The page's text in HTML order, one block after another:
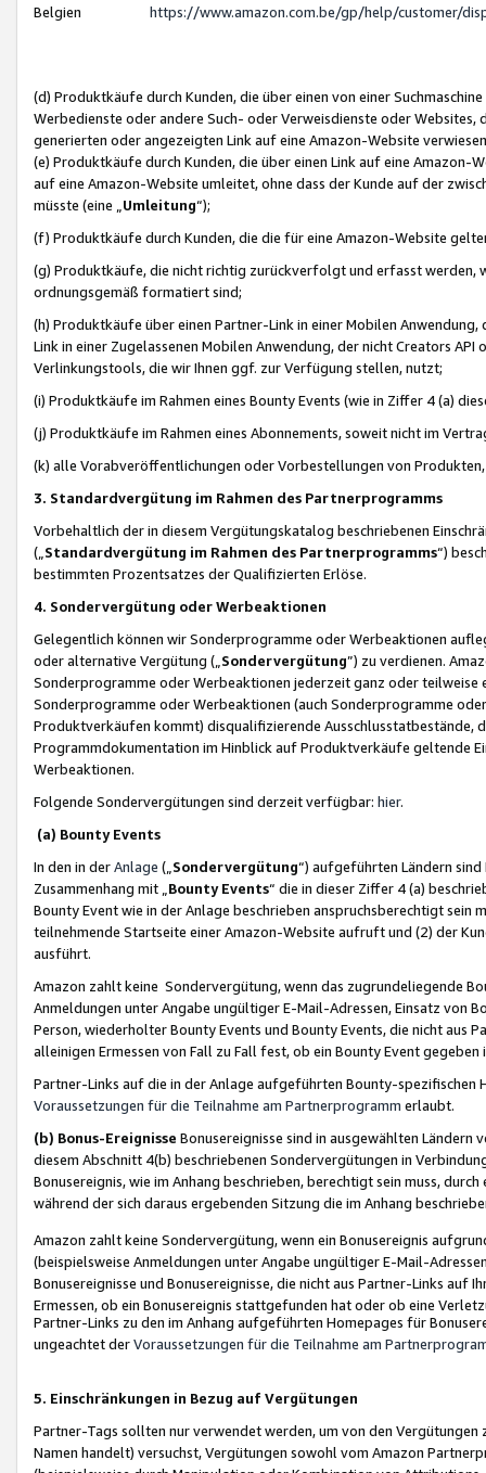
Belgien
https://www.amazon.com.be/gp/help/customer/
(d) Produktkäufe durch Kunden, die über einen von einer
Werbedienste oder andere Such- oder Verweisdienste oder Websites,
generierten oder angezeigten Link auf eine Amazon-Website
(e) Produktkäufe durch Kunden, die über einen Link auf eine
auf eine Amazon-Website umleitet, ohne dass der Kunde auf der
müsste (eine „ Umleitung“);
(f) Produktkäufe durch Kunden, die die für eine Amazon-Website
(g) Produktkäufe, die nicht richtig zurückverfolgt und erfasst werden,
ordnungsgemäß formatiert sind;
(h) Produktkäufe über einen Partner-Link in einer Mobilen
Link in einer Zugelassenen Mobilen Anwendung, der nicht Creators
Verlinkungstools, die wir Ihnen ggf. zur Verfügung stellen, nutzt;
(i) Produktkäufe im Rahmen eines Bounty Events (wie in Ziffer 4 (a)
(j) Produktkäufe im Rahmen eines Abonnements, soweit nicht im
(k) alle Vorabveröffentlichungen oder Vorbestellungen von
3. Standardvergütung im Rahmen des Partnerprogramms
Vorbehaltlich der in diesem Vergütungskatalog beschriebenen
(„ Standardvergütung im Rahmen des Partnerprogramms“)
bestimmten Prozentsatzes der Qualifizierten Erlöse.
4. Sondervergütung oder Werbeaktionen
Gelegentlich können wir Sonderprogramme oder Werbeaktionen
oder alternative Vergütung („ Sondervergütung”) zu verdienen.
Sonderprogramme oder Werbeaktionen jederzeit ganz oder
Sonderprogramme oder Werbeaktionen (auch Sonderprogramme
Produktverkäufen kommt) disqualifizierende Ausschlusstatbestände,
Programmdokumentation im Hinblick auf Produktverkäufe geltende
Werbeaktionen.
Folgende Sondervergütungen sind derzeit verfügbar: hier.
(a) Bounty Events
In den in derAnlage („ Sondervergütung“) aufgeführten Ländern
Zusammenhang mit „ Bounty Events“ die in dieser Ziffer 4 (a)
Bounty Event wie in der Anlage beschrieben anspruchsberechtigt sein
teilnehmende Startseite einer Amazon-Website aufruft und (2) der
ausführt.
Amazon zahlt keine Sondervergütung, wenn das zugrundeliegende
Anmeldungen unter Angabe ungültiger E-Mail-Adressen, Einsatz von
Person, wiederholter Bounty Events und Bounty Events, die nicht
alleinigen Ermessen von Fall zu Fall fest, ob ein Bounty Event
Partner-Links auf die in der Anlage aufgeführten Bounty-spezifischen
Voraussetzungen für die Teilnahme am Partnerprogramm erlaubt.
(b) Bonus-Ereignisse Bonusereignisse sind in ausgewählten Ländern
diesem Abschnitt 4(b) beschriebenen Sondervergütungen in
Bonusereignis, wie im Anhang beschrieben, berechtigt sein muss,
während der sich daraus ergebenden Sitzung die im Anhang
Amazon zahlt keine Sondervergütung, wenn ein Bonusereignis
(beispielsweise Anmeldungen unter Angabe ungültiger E-Mail-
Bonusereignisse und Bonusereignisse, die nicht aus Partner-Links auf
Ermessen, ob ein Bonusereignis stattgefunden hat oder ob eine
Partner-Links zu den im Anhang aufgeführten Homepages für
ungeachtet derVoraussetzungen für die Teilnahme am
5. Einschränkungen in Bezug auf Vergütungen
Partner-Tags sollten nur verwendet werden, um von den
Namen handelt) versuchst, Vergütungen sowohl vom Amazon